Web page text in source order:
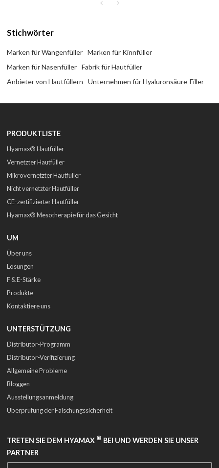
Großhandel und nach Maß
Stichwörter
Marken für Wangenfüller
Marken für Kinnfüller
Marken für Nasenfüller
Fabrik für Hautfüller
Anbieter von Hautfüllern
Unternehmen für Hyaluronsäure-Filler
PRODUKTLISTE
Hyamax® Hautfüller
Vernetzter Hautfüller
Mikrovernetzter Hautfüller
Nicht vernetzter Hautfüller
CE-zertifizierter Hautfüller
Hyamax® Mesotherapie für das Gesicht
UM
Über uns
Lösungen
F & E-Stärke
Produkte
Kontaktiere uns
UNTERSTÜTZUNG
Distributor-Programm
Distributor-Verifizierung
Allgemeine Probleme
Bloggen
Ausstellungsanmeldung
Überprüfung der Fälschungssicherheit
TRETEN SIE DEM HYAMAX ® BEI UND WERDEN SIE UNSER
PARTNER